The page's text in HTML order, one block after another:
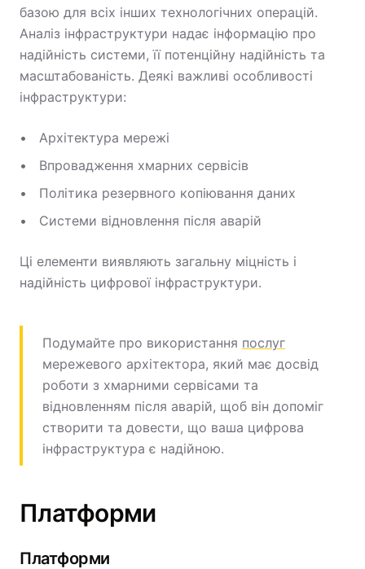
базою для всіх інших технологічних операцій.
Аналіз інфраструктури надає інформацію про
надійність системи, її потенційну надійність та
масштабованість. Деякі важливі особливості
інфраструктури:
Архітектура мережі
Впровадження хмарних сервісів
Політика резервного копіювання даних
Системи відновлення після аварій
Ці елементи виявляють загальну міцність і
надійність цифрової інфраструктури.
Подумайте про використання послуг
мережевого архітектора, який має досвід
роботи з хмарними сервісами та
відновленням після аварій, щоб він допоміг
створити та довести, що ваша цифрова
інфраструктура є надійною.
Платформи
Платформи